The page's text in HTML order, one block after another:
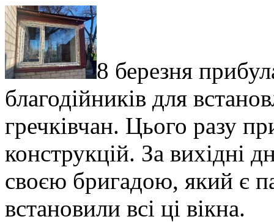
8 березня
благодійників для
гречківчан. Цього разу
конструкцій. За вихідні
своєю бригадою, який є
встановили всі ці вікна.